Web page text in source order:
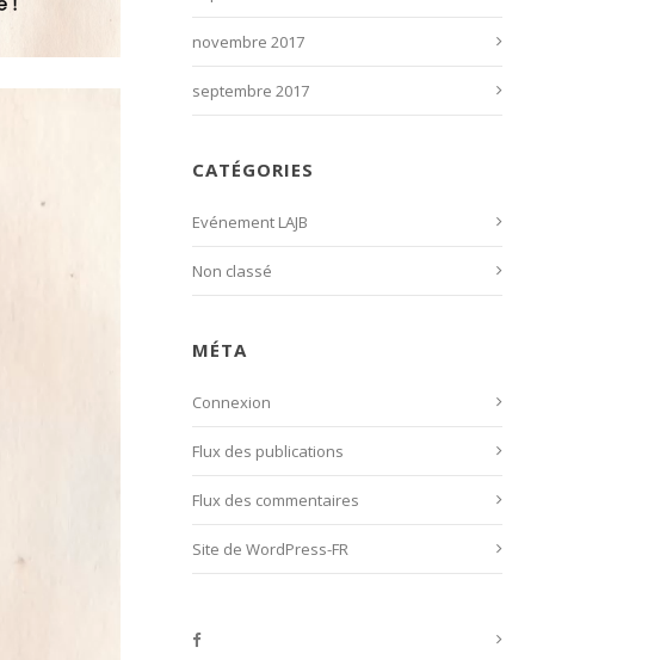
novembre 2017
septembre 2017
CATÉGORIES
Evénement LAJB
Non classé
MÉTA
Connexion
Flux des publications
Flux des commentaires
Site de WordPress-FR